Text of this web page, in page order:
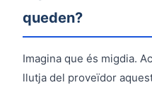
queden?
Imagina que és migdia.
llutja del proveïdor